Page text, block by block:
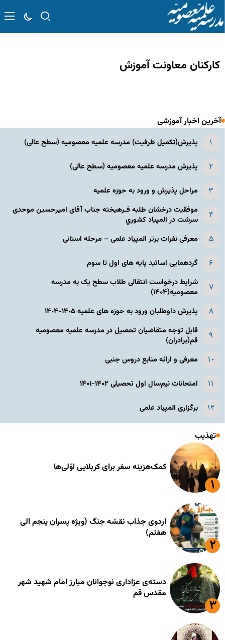
کارکنان معاونت آموزش
آخرین اخبار آموزشی
پذیرش(تکمیل ظرفیت) مدرسه علمیه معصومیه‌ (سطح عالی)
پذیرش مدرسه علمیه معصومیه‌ (سطح عالی)
مراحل پذیرش و ورود به حوزه علمیه
موفقیت درخشان طلبه فـرهیخته جناب آقای امیرحسین موحدی
سرشت در المپياد كشوري
معرفی نفرات برتر المپیاد علمی – مرحله استانی
گردهمایی اساتید پایه های اول تا سوم
شرایط درخواست انتقالی طلاب سطح یک به مدرسه
معصومیه(۱۴۰۴)
پذیرش داوطلبان ورود به حوزه های علمیه ١۴٠۵-١۴٠۴
قابل توجه متقاضیان تحصیل در مدرسه علمیه معصومیه
قم(برادران)
معرفی و ارائه منابع دروس جنبی
امتحانات نیم‌سال اول تحصیلی ۱۴۰۲-۱۴۰۱
برگزاری المپیاد علمی
تهذیب
کمک‌هزینه سفر برای کربلایی اوّلی‌ها
اردوی جذاب نقشه جنگ (ویژه پسران پنجم الی
هفتم)
دسته‌ی عزاداری نوجوانان مبارز امام شهید شهر
مقدس قم